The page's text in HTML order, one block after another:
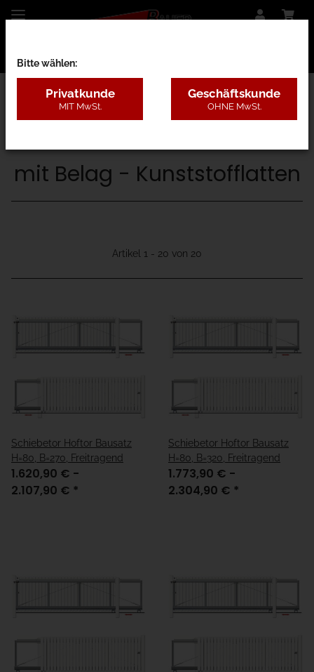
30A - ohne Antrieb
mit Belag - Kunststofflatten
Artikel 1 - 20 von 20
Schiebetor Hoftor Bausatz
H=80, B=270, Freitragend
1.620,90 € -
2.107,90 € *
Schiebetor Hoftor Bausatz
H=80, B=320, Freitragend
1.773,90 € -
2.304,90 € *
Bitte wählen:
Privatkunde
MIT MwSt.
Geschäftskunde
OHNE MwSt.